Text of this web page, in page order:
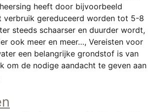
heeft door bijvoorbeeld
verbruik gereduceerd worden tot 5-8
steeds schaarser en duurder wordt,
ook meer en meer…, Vereisten voor
een belangrijke grondstof is van
om de nodige aandacht te geven aan